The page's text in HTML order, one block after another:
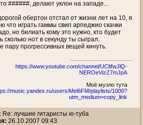
######, делают уклон на западе...
обертон отстал от жизни лет на 10, я
что играть гаммы свип арпеджио скачки
но билиать кому это нужно, кто будет
сколько нот в секунду ты сыграл.
пару прогрессивных вещей кинуть.
https://www.youtube.com/channel/UCltfwJlQ-
NEROeVizZ7mJpA
Моё музло тута
music.yandex.ru/users/Mel6FM/playlists/1000?
utm_medium=copy_link
: Re: лучшие гитаристы ю-туба
26.10.2007 09:43